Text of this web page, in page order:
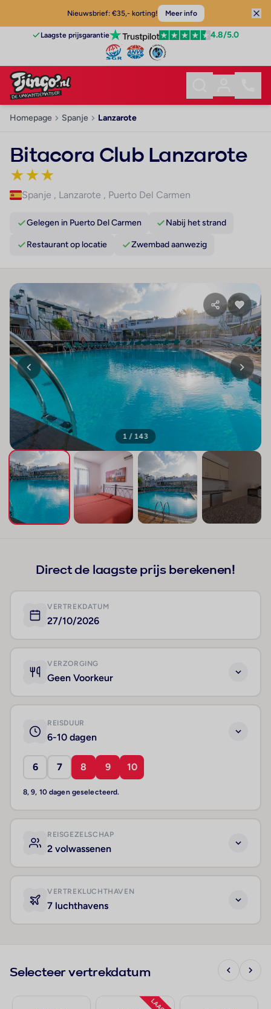
Nieuwsbrief: €35,- korting! Meer info
Laagste prijsgarantie 4.8/5.0
Homepage Spanje Lanzarote
Bitacora Club Lanzarote
★★★
Spanje , Lanzarote , Puerto Del Carmen
Gelegen in Puerto Del Carmen Nabij het strand
Restaurant op locatie Zwembad aanwezig
1 / 143
Direct de laagste prijs berekenen!
VERTREKDATUM
27/10/2026
VERZORGING
Geen Voorkeur
REISDUUR
6-10 dagen
6 7 8 9 10
8, 9, 10 dagen geselecteerd.
REISGEZELSCHAP
2 volwassenen
VERTREKLUCHTHAVEN
7 luchthavens
Selecteer vertrekdatum